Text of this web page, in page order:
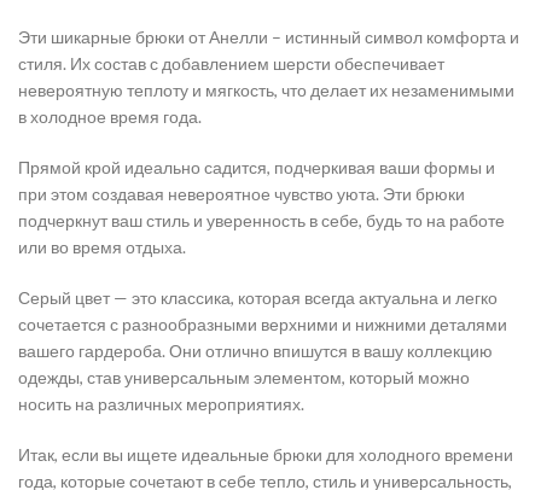
Эти шикарные брюки от Анелли – истинный символ комфорта и
стиля. Их состав с добавлением шерсти обеспечивает
невероятную теплоту и мягкость, что делает их незаменимыми
в холодное время года.
Прямой крой идеально садится, подчеркивая ваши формы и
при этом создавая невероятное чувство уюта. Эти брюки
подчеркнут ваш стиль и уверенность в себе, будь то на работе
или во время отдыха.
Серый цвет — это классика, которая всегда актуальна и легко
сочетается с разнообразными верхними и нижними деталями
вашего гардероба. Они отлично впишутся в вашу коллекцию
одежды, став универсальным элементом, который можно
носить на различных мероприятиях.
Итак, если вы ищете идеальные брюки для холодного времени
года, которые сочетают в себе тепло, стиль и универсальность,